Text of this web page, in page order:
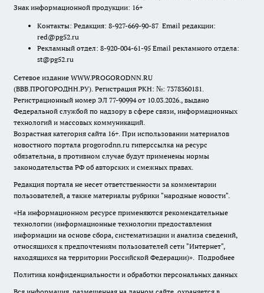
Знак информационной продукции: 16+
Контакты: Редакция: 8-927-669-90-87 Email редакции:
red@pg52.ru
Рекламный отдел: 8-920-004-61-95 Email рекламного отдела:
st@pg52.ru
Сетевое издание WWW.PROGORODNN.RU
(ВВВ.ПРОГОРОДНН.РУ). Регистрация РКН: №: 7378360181.
Регистрационный номер ЭЛ 77-90994 от 10.03.2026., выдано
Федеральной службой по надзору в сфере связи, информационных
технологий и массовых коммуникаций.
Возрастная категория сайта 16+. При использовании материалов
новостного портала progorodnn.ru гиперссылка на ресурс
обязательна, в противном случае будут применены нормы
законодательства РФ об авторских и смежных правах.
Редакция портала не несет ответственности за комментарии
пользователей, а также материалы рубрики "народные новости".
«На информационном ресурсе применяются рекомендательные
технологии (информационные технологии предоставления
информации на основе сбора, систематизации и анализа сведений,
относящихся к предпочтениям пользователей сети "Интернет",
находящихся на территории Российской Федерации)». Подробнее
Политика конфиденциальности и обработки персональных данных